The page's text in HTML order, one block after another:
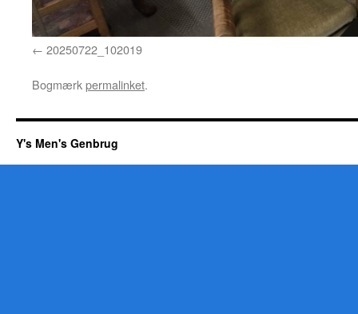
20250722_102019
Bogmærkpermalinket.
Y's Men's Genbrug